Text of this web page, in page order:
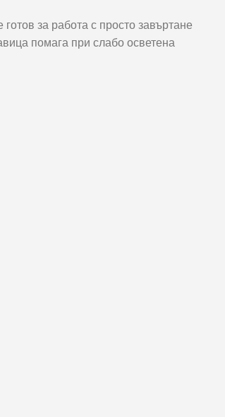
за работа с просто завъртане
помага при слабо осветена